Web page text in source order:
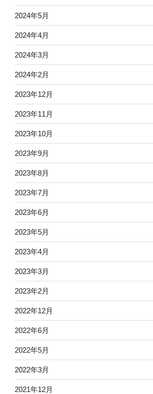
2024年5月
2024年4月
2024年3月
2024年2月
2023年12月
2023年11月
2023年10月
2023年9月
2023年8月
2023年7月
2023年6月
2023年5月
2023年4月
2023年3月
2023年2月
2022年12月
2022年6月
2022年5月
2022年3月
2021年12月